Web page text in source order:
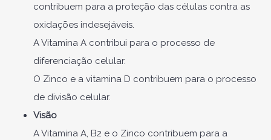
contribuem para a proteção das células contra as
oxidações indesejáveis.
A Vitamina A contribui para o processo de
diferenciação celular.
O Zinco e a vitamina D contribuem para o processo
de divisão celular.
Visão
A Vitamina A, B2 e o Zinco contribuem para a